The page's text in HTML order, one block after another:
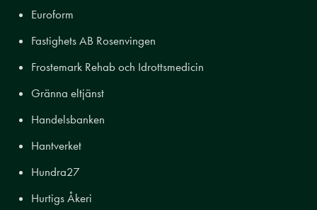
Euroform
Fastighets AB Rosenvingen
Frostemark Rehab och Idrottsmedicin
Gränna eltjänst
Handelsbanken
Hantverket
Hundra27
Hurtigs Åkeri